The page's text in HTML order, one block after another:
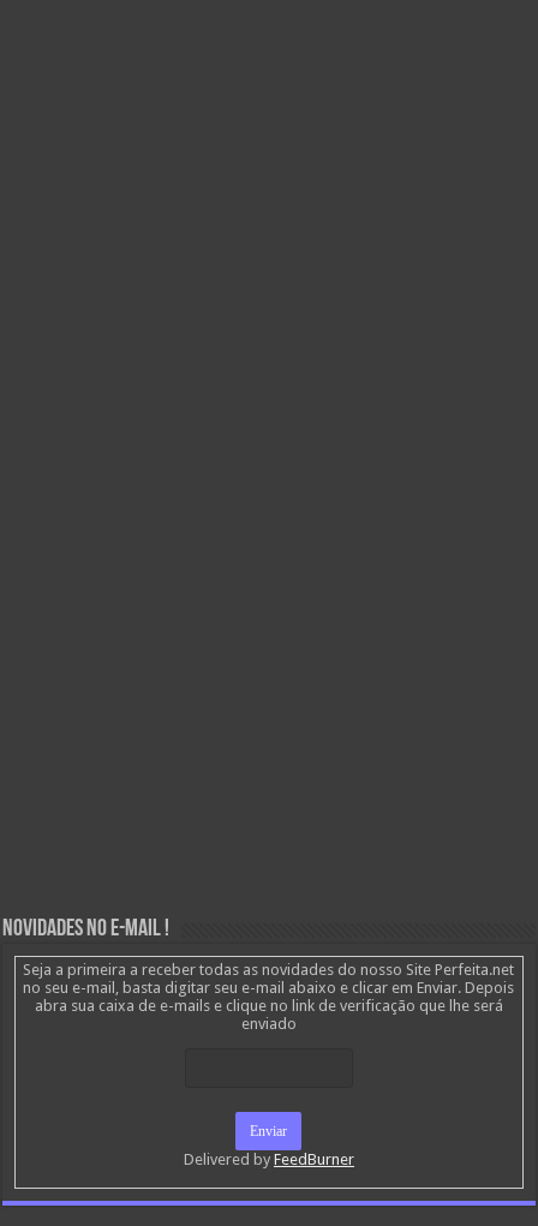
Novidades no E-mail !
Seja a primeira a receber todas as novidades do nosso Site Perfeita.net
no seu e-mail, basta digitar seu e-mail abaixo e clicar em Enviar. Depois
abra sua caixa de e-mails e clique no link de verificação que lhe será
enviado
Delivered by FeedBurner